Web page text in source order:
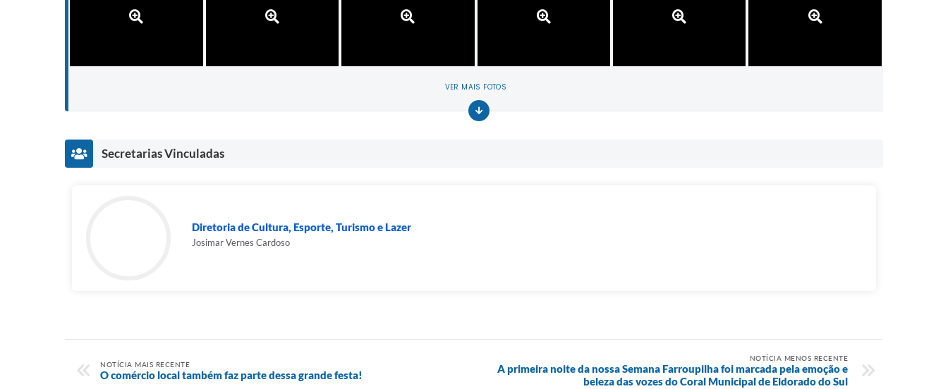
VER MAIS FOTOS
Secretarias Vinculadas
Diretoria de Cultura, Esporte, Turismo e Lazer
Josimar Vernes Cardoso
NOTÍCIA MAIS RECENTE
O comércio local também faz parte dessa grande festa!
NOTÍCIA MENOS RECENTE
A primeira noite da nossa Semana Farroupilha foi marcada pela emoção e
beleza das vozes do Coral Municipal de Eldorado do Sul